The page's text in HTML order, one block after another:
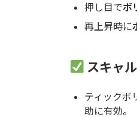
押し目でボ
再上昇時に
スキャ
ティックボ
助に有効。